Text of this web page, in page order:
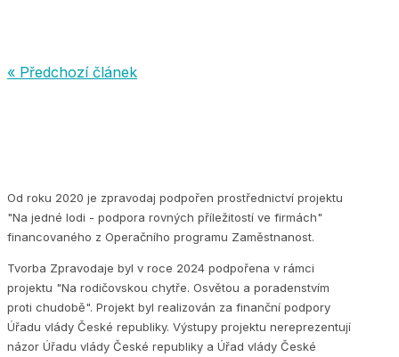
« Předchozí článek
Od roku 2020 je zpravodaj podpořen prostřednictví projektu
"Na jedné lodi - podpora rovných příležitostí ve firmách"
financovaného z Operačního programu Zaměstnanost.
Tvorba Zpravodaje byl v roce 2024 podpořena v rámci
projektu "Na rodičovskou chytře. Osvětou a poradenstvím
proti chudobě". Projekt byl realizován za finanční podpory
Úřadu vlády České republiky. Výstupy projektu nereprezentují
názor Úřadu vlády České republiky a Úřad vlády České